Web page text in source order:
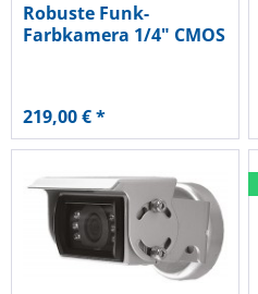
Robuste Funk-
Farbkamera 1/4" CMOS
219,00 € *